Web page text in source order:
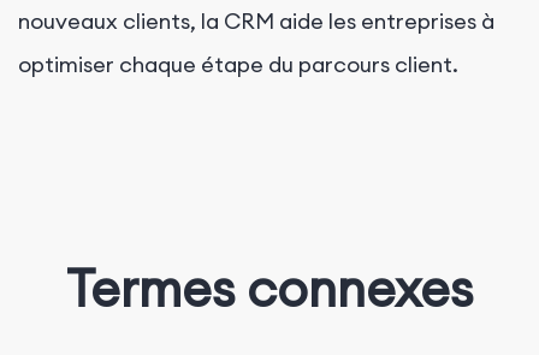
nouveaux clients, la CRM aide les entreprises à
optimiser chaque étape du parcours client.
Termes connexes